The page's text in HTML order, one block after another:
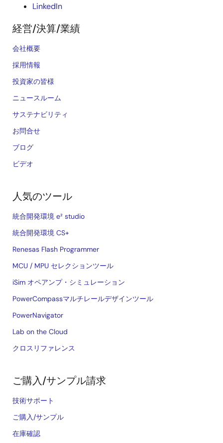
LinkedIn
経営/決算/業績
会社概要
採用情報
投資家の皆様
ニュースルーム
サステナビリティ
お問合せ
ブログ
ビデオ
人気のツール
統合開発環境 e² studio
統合開発環境 CS+
Renesas Flash Programmer
MCU / MPU セレクションツール
iSim オペアンプ・シミュレーション
PowerCompassマルチレールデザインツール
PowerNavigator
Lab on the Cloud
クロスリファレンス
ご購入/サンプル請求
技術サポート
ご購入/サンプル
在庫確認